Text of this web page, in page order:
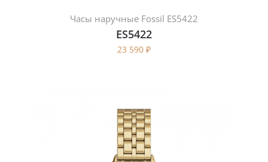
Часы наручные Fossil ES5422
ES5422
23 590 ₽